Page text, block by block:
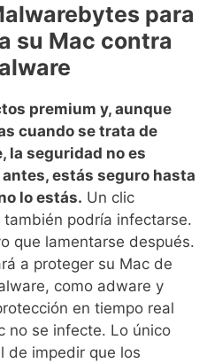
para
su Mac contra
premium y, aunque
cuando se trata de
la seguridad no es
estás seguro hasta
lo estás. Un clic
podría infectarse.
que lamentarse después.
a proteger su Mac de
como adware y
en tiempo real
no se infecte. Lo único
de impedir que los